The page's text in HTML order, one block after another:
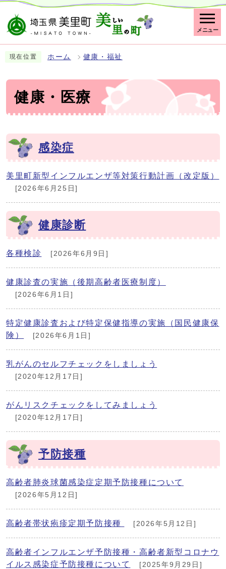
メニュー
現在位置 ホーム 健康・福祉
健康・医療
感染症
美里町新型インフルエンザ等対策行動計画（改定版）
[2026年6月25日]
健康診断
各種検診 [2026年6月9日]
健康診査の実施（後期高齢者医療制度）
[2026年6月1日]
特定健康診査および特定保健指導の実施（国民健康保
険）
[2026年6月1日]
乳がんのセルフチェックをしましょう
[2020年12月17日]
がんリスクチェックをしてみましょう
[2020年12月17日]
予防接種
高齢者肺炎球菌感染症定期予防接種について
[2026年5月12日]
高齢者帯状疱疹定期予防接種 [2026年5月12日]
高齢者インフルエンザ予防接種・高齢者新型コロナウ
イルス感染症予防接種について
[2025年9月29日]